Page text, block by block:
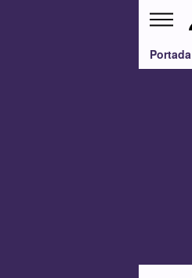
Portada